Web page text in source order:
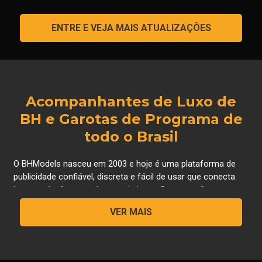
ENTRE E VEJA MAIS ATUALIZAÇÔES
Acompanhantes de Luxo de
BH e Garotas de Programa de
todo o Brasil
O BHModels nasceu em 2003 e hoje é uma plataforma de
publicidade confiável, discreta e fácil de usar que conecta
homens às Acompanhantes de Luxo, Gps, que são
lindas mulheres que oferecem serviços de acompanhantes,
atualmente também conhecidas como as "Meninas do JOB"
. O BH MODELS é um site onde os visitantes podem
VER MAIS